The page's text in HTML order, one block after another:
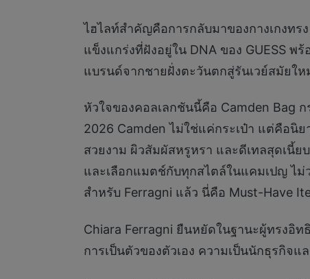
ไฮไลท์สำคัญคือการกลับมาของกางเกงท
แข็งแกร่งที่ฝังอยู่ใน DNA ของ GUESS
แบรนด์จากชายฝั่งตะวันตกสู่รันเวย์สมัยให
หัวใจของคอลเลกชันนี้คือ Camden Bag
2026 Camden ไม่ใช่แค่กระเป๋า แต่คือนิ
สวยงาม ผิวสัมผัสหรูหรา และดีเทลสุดเนี้
และเลือกแมตช์กับทุกสไตล์ในแคมเปญ ไม่
สำหรับ Ferragni แล้ว นี่คือ Must-Have
Chiara Ferragni ยืนหยัดในฐานะผู้ทรงอิ
การเป็นตัวของตัวเอง ความเป็นนักธุรกิจ